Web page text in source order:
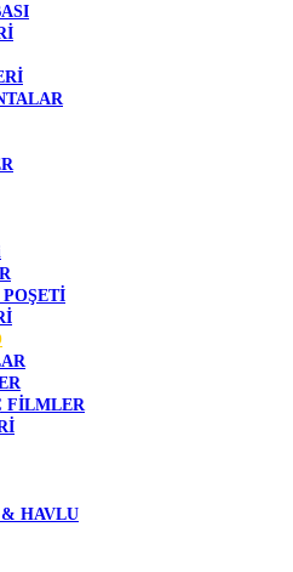
FİLMLER
HAVLU